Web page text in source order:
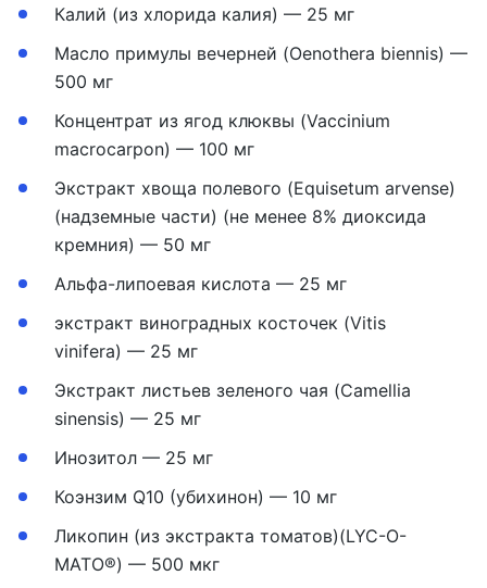
Калий (из хлорида калия) — 25 мг
Масло примулы вечерней (Oenothera biennis) —
500 мг
Концентрат из ягод клюквы (Vaccinium
macrocarpon) — 100 мг
Экстракт хвоща полевого (Equisetum arvense)
(надземные части) (не менее 8% диоксида
кремния) — 50 мг
Альфа-липоевая кислота — 25 мг
экстракт виноградных косточек (Vitis
vinifera) — 25 мг
Экстракт листьев зеленого чая (Camellia
sinensis) — 25 мг
Инозитол — 25 мг
Коэнзим Q10 (убихинон) — 10 мг
Ликопин (из экстракта томатов)(LYC-O-
MATO®) — 500 мкг